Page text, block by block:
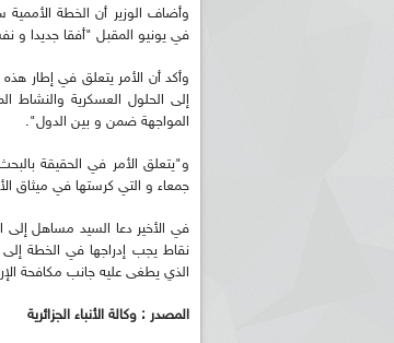
وأضاف الوزير أن الخطة الأممية
في يونيو المقبل "أفقا جديدا و
وأكد أن الأمر يتعلق في إطار
إلى الحلول العسكرية والنشاط
المواجهة ضمن و بين الدول".
و"يتعلق الأمر في الحقيقة
جمعاء و التي كرستها في ميثاق
في الأخير دعا السيد مساهل
نقاط يجب إدراجها في الخطة
الذي يطغى عليه جانب مكافحة
المصدر : وكالة الأنباء الجزائرية